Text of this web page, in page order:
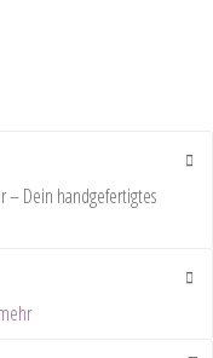
– Dein handgefertigtes